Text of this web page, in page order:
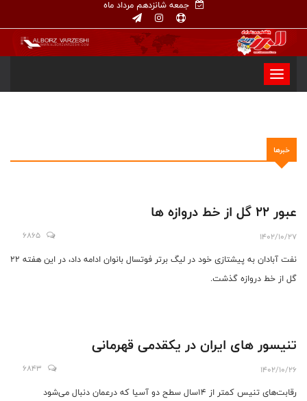
جمعه شانزدهم مرداد ماه
خبرها
عبور 22 گل از خط دروازه ها
1402/10/27
6865
نفت آبادان به پیشتازی خود در لیگ برتر فوتسال بانوان ادامه داد، در این هفته 22
گل از خط دروازه گذشت.
تنیسور های ایران در یکقدمی قهرمانی
1402/10/26
6843
رقابت‌های تنیس کمتر از ۱۴سال سطح دو آسیا که درعمان دنبال می‌شود